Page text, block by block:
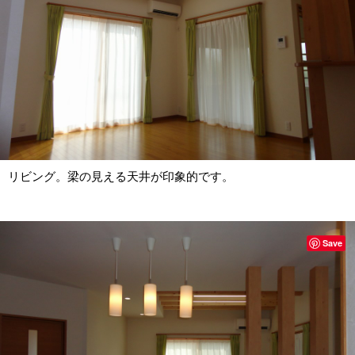
リビング。梁の見える天井が印象的です。
Save